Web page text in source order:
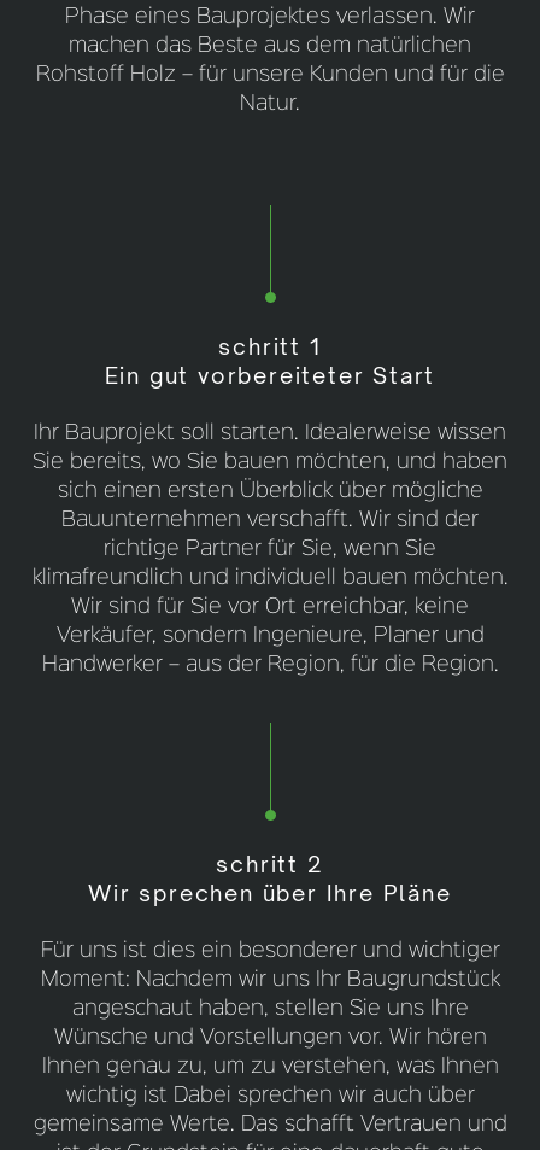
Phase eines Bauprojektes verlassen. Wir
machen das Beste aus dem natürlichen
Rohstoff Holz – für unsere Kunden und für die
Natur.
schritt 1
Ein gut vorbereiteter Start
Ihr Bauprojekt soll starten. Idealerweise wissen
Sie bereits, wo Sie bauen möchten, und haben
sich einen ersten Überblick über mögliche
Bauunternehmen verschafft. Wir sind der
richtige Partner für Sie, wenn Sie
klimafreundlich und individuell bauen möchten.
Wir sind für Sie vor Ort erreichbar, keine
Verkäufer, sondern Ingenieure, Planer und
Handwerker – aus der Region, für die Region.
schritt 2
Wir sprechen über Ihre Pläne
Für uns ist dies ein besonderer und wichtiger
Moment: Nachdem wir uns Ihr Baugrundstück
angeschaut haben, stellen Sie uns Ihre
Wünsche und Vorstellungen vor. Wir hören
Ihnen genau zu, um zu verstehen, was Ihnen
wichtig ist Dabei sprechen wir auch über
gemeinsame Werte. Das schafft Vertrauen und